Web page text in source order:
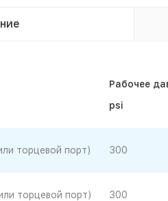
Рабочее
psi
торцевой порт) 300
торцевой порт) 300